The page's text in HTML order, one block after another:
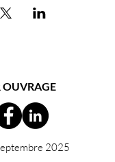
OUVRAGE
2025